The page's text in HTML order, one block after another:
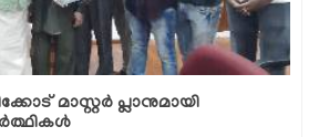
മാസ്റ്റര്‍ പ്ലാനുമായി